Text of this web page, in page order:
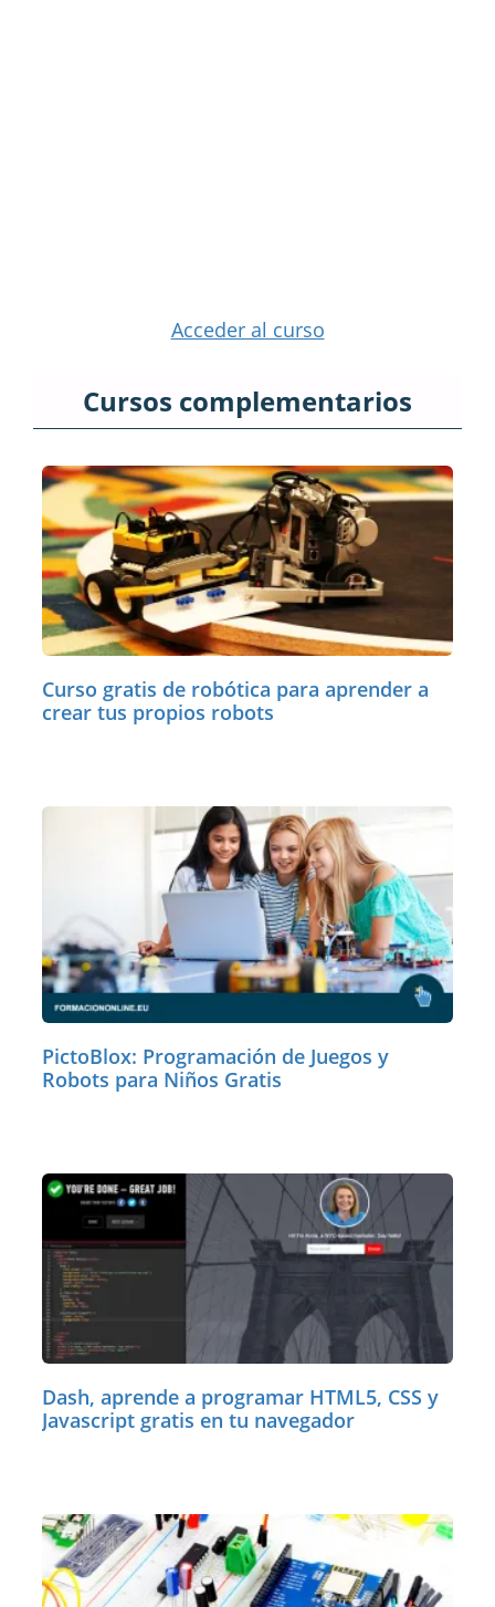
Acceder al curso
Cursos complementarios
Curso gratis de robótica para aprender a
crear tus propios robots
PictoBlox: Programación de Juegos y
Robots para Niños Gratis
Dash, aprende a programar HTML5, CSS y
Javascript gratis en tu navegador